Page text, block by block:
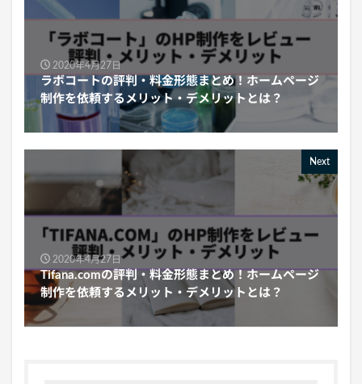
2020年4月27日
ラボコートの評判・料金形態まとめ！ホームページ
制作を依頼するメリット・デメリットとは？
Next
2020年4月27日
Tifana.comの評判・料金形態まとめ！ホームページ
制作を依頼するメリット・デメリットとは？